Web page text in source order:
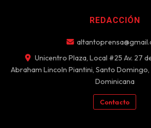
REDACCIÓN
Unicentro Plaza, Local #25 Av. 27
Abraham Lincoln Piantini, Santo Domingo,
Dominicana
Contacto